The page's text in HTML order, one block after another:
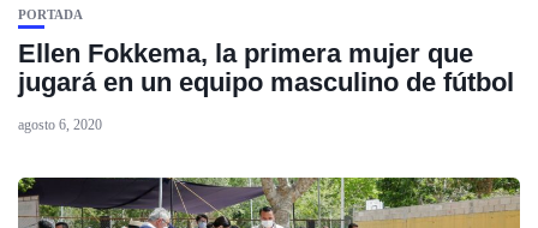
PORTADA
Ellen Fokkema, la primera mujer que
jugará en un equipo masculino de fútbol
agosto 6, 2020